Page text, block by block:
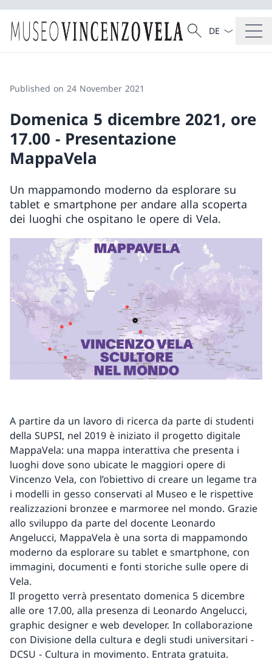
Search
Search
Language
Published on 24 November 2021
Domenica 5 dicembre 2021, ore
17.00 - Presentazione
MappaVela
Un mappamondo moderno da esplorare su
tablet e smartphone per andare alla scoperta
dei luoghi che ospitano le opere di Vela.
A partire da un lavoro di ricerca da parte di studenti
della SUPSI, nel 2019 è iniziato il progetto digitale
MappaVela: una mappa interattiva che presenta i
luoghi dove sono ubicate le maggiori opere di
Vincenzo Vela, con l’obiettivo di creare un legame tra
i modelli in gesso conservati al Museo e le rispettive
realizzazioni bronzee e marmoree nel mondo. Grazie
allo sviluppo da parte del docente Leonardo
Angelucci, MappaVela è una sorta di mappamondo
moderno da esplorare su tablet e smartphone, con
immagini, documenti e fonti storiche sulle opere di
Vela.
Il progetto verrà presentato domenica 5 dicembre
alle ore 17.00, alla presenza di Leonardo Angelucci,
graphic designer e web developer. In collaborazione
con Divisione della cultura e degli studi universitari -
DCSU - Cultura in movimento. Entrata gratuita.